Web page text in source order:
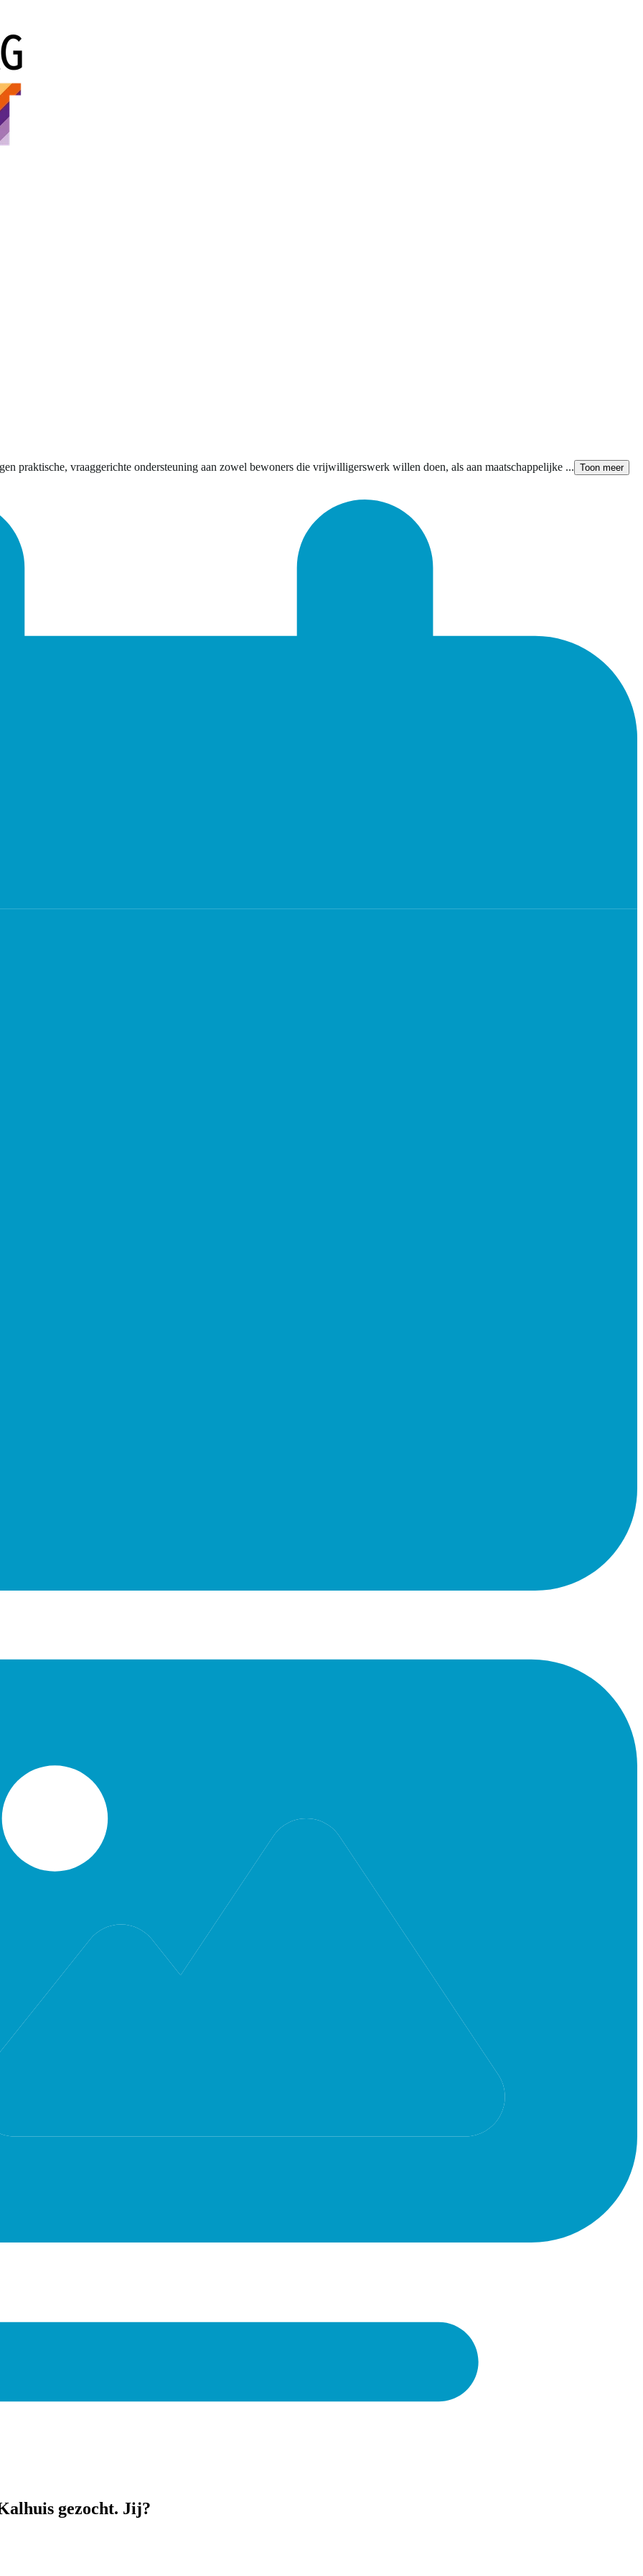
praktische, vraaggerichte ondersteuning aan zowel bewoners die vrijwilligerswerk willen doen, als aan maatschappelijke ... Toon meer
gezocht. Jij?